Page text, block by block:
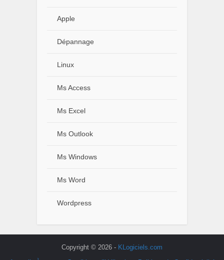
Apple
Dépannage
Linux
Ms Access
Ms Excel
Ms Outlook
Ms Windows
Ms Word
Wordpress
Copyright © 2026 - KLogiciels.com